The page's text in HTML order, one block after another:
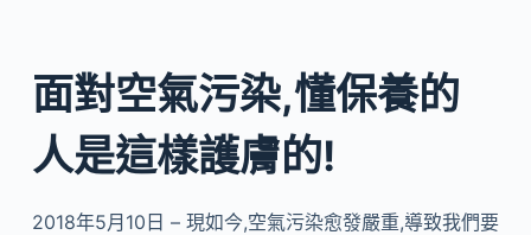
面對空氣污染,懂保養的
人是這樣護膚的!
2018年5月10日 – 現如今,空氣污染愈發嚴重,導致我們要